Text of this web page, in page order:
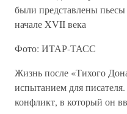
были представлены
начале XVII века
Фото: ИТАР-ТАСС
Жизнь после «Тихого
испытанием для
конфликт, в который он